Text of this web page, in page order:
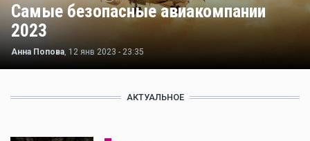
Самые безопасные авиакомпании
2023
Анна Попова, 12 янв 2023 - 23:35
АКТУАЛЬНОЕ